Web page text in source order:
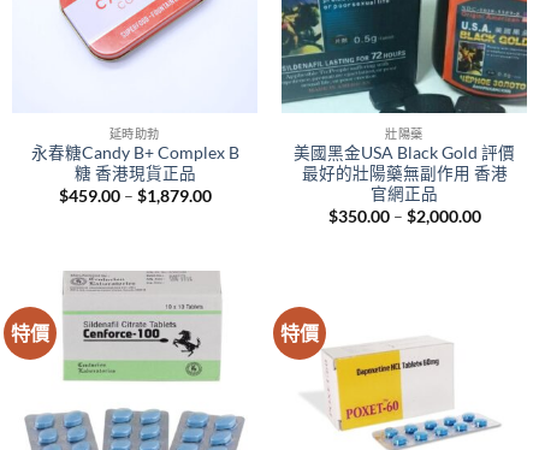
延時助勃
永春糖Candy B+ Complex B
糖 香港現貨正品
$459.00 – $1,879.00Price
壯陽藥
美國黑金USA Black Gold 評價
最好的壯陽藥無副作用 香港
官網正品
$350.00 – $2,000.00Price
特價 特價